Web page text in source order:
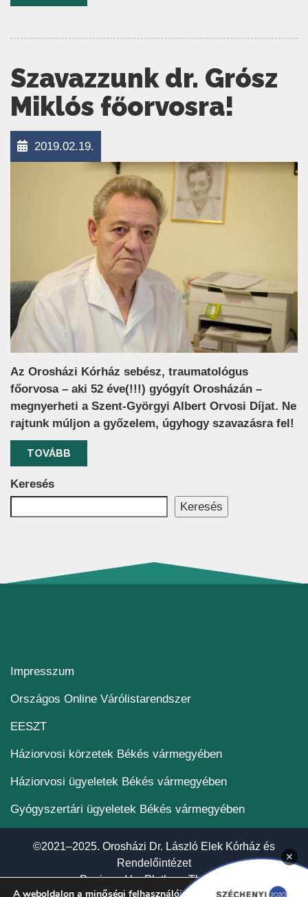
Szavazzunk dr. Grósz
Miklós főorvosra!
2019.02.19.
Az Orosházi Kórház sebész, traumatológus
főorvosa – aki 52 éve(!!!) gyógyít Orosházán –
megnyerheti a Szent-Györgyi Albert Orvosi Díjat. Ne
rajtunk múljon a győzelem, úgyhogy szavazásra fel!
TOVÁBB
Keresés
Keresés
Impresszum
Országos Online Várólistarendszer(új ablakban nyílik
EESZT(új ablakban nyílik meg)
Háziorvosi körzetek Békés vármegyében
Háziorvosi ügyeletek Békés vármegyében
Gyógyszertári ügyeletek Békés vármegyében
©2021–2025. Orosházi Dr. László Elek Kórház és
Rendelőintézet
Designed byPlethora Themes
A weboldalon a minőségi felhasználói élmény érdekében sütiket
×